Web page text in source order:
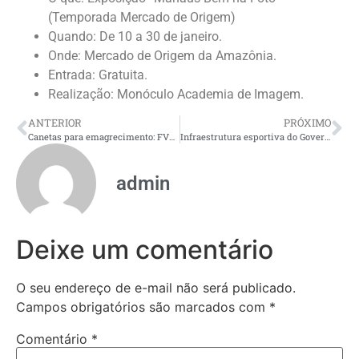
(Temporada Mercado de Origem)
Quando: De 10 a 30 de janeiro.
Onde: Mercado de Origem da Amazônia.
Entrada: Gratuita.
Realização: Monóculo Academia de Imagem.
ANTERIOR PRÓXIMO
Infraestrutura esportiva do Governo do Amazonas estará à disposição dos clubes do estado ao longo da temporada 2026
admin
Deixe um comentário
O seu endereço de e-mail não será publicado.
Campos obrigatórios são marcados com *
Comentário *